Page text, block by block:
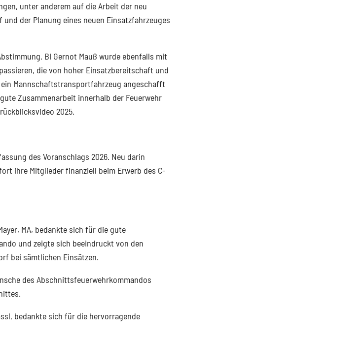
unter anderem auf die Arbeit der neu
der Planung eines neuen Einsatzfahrzeuges
BI Gernot Mauß wurde ebenfalls mit
die von hoher Einsatzbereitschaft und
Mannschaftstransportfahrzeug angeschafft
Zusammenarbeit innerhalb der Feuerwehr
2025.
des Voranschlags 2026. Neu darin
ihre Mitglieder finanziell beim Erwerb des C-
MA, bedankte sich für die gute
und zeigte sich beeindruckt von den
bei sämtlichen Einsätzen.
des Abschnittsfeuerwehrkommandos
bedankte sich für die hervorragende